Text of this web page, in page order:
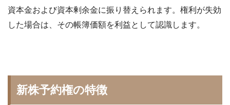
資本金および資本剰余金に振り替えられます。権利が失効
した場合は、その帳簿価額を利益として認識します。
新株予約権の特徴